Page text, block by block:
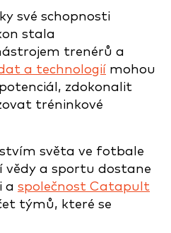
své schopnosti
stala
trenérů a
a technologií mohou
zdokonalit
tréninkové
světa ve fotbale
vědy a sportu dostane
a společnost Catapult
týmů, které se